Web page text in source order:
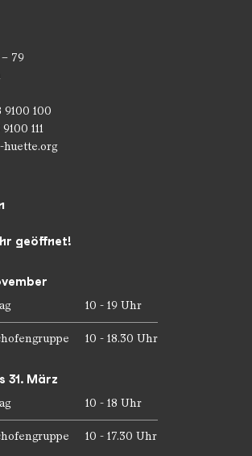
79
9100 100
111
huette.org
geöffnet!
10 - 19 Uhr
10 - 18.30 Uhr
31. März
10 - 18 Uhr
10 - 17.30 Uhr